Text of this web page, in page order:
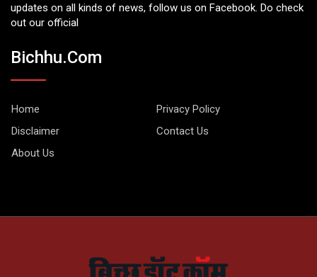
updates on all kinds of news, follow us on Facebook. Do check
out our official
Bichhu.com
Home
Privacy Policy
Disclaimer
Contact Us
About Us